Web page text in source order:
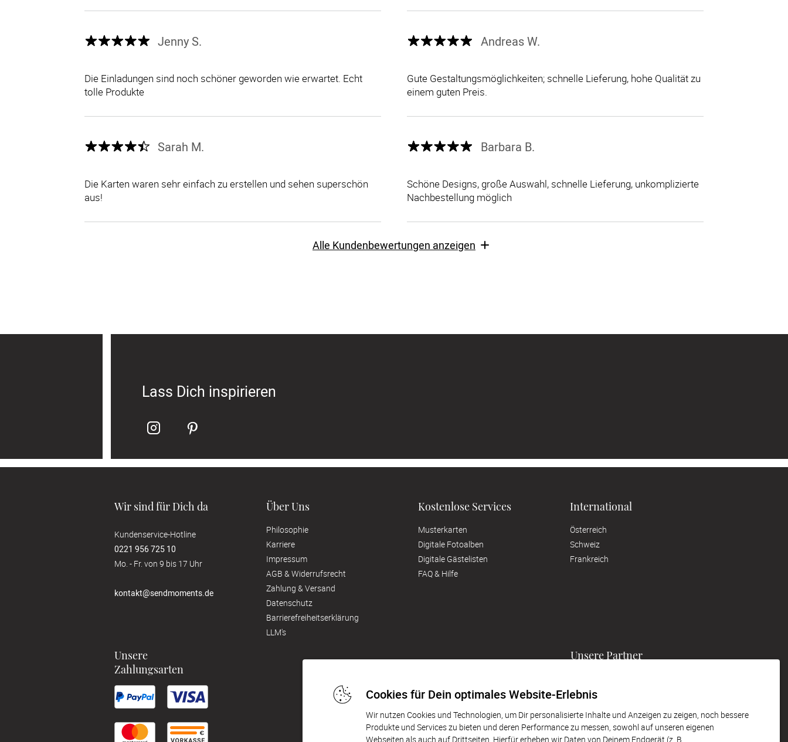
Cookies für Dein optimales Website-Erlebnis
Wir nutzen Cookies und Technologien, um Dir personalisierte Inhalte und Anzeigen zu zeigen, noch bessere
Produkte und Services zu bieten und deren Performance zu messen, sowohl auf unseren eigenen
Webseiten als auch auf Drittseiten. Hierfür erheben wir Daten von Deinem Endgerät (z. B.
Jenny S.
Die Einladungen sind noch schöner geworden wie erwartet. Echt
tolle Produkte
Andreas W.
Gute Gestaltungsmöglichkeiten; schnelle Lieferung, hohe Qualität zu
einem guten Preis.
Sarah M.
Die Karten waren sehr einfach zu erstellen und sehen superschön
aus!
Barbara B.
Schöne Designs, große Auswahl, schnelle Lieferung, unkomplizierte
Nachbestellung möglich
Alle Kundenbewertungen anzeigen
Lass Dich inspirieren
Wir sind für Dich da
Kundenservice-Hotline
0221 956 725 10
Mo. - Fr. von 9 bis 17 Uhr
kontakt@sendmoments.de
Über Uns
Philosophie
Karriere
Impressum
AGB & Widerrufsrecht
Zahlung & Versand
Datenschutz
Barrierefreiheitserklärung
LLM's
Kostenlose Services
Musterkarten
Digitale Fotoalben
Digitale Gästelisten
FAQ & Hilfe
International
Österreich
Schweiz
Frankreich
Unsere
Zahlungsarten
Unsere Partner